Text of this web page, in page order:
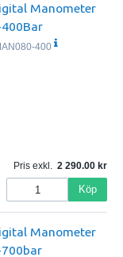
Manometer
400
Pris exkl. 2 290.00
Köp
Manometer